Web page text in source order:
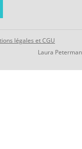
légales et CGU
Laura Peterman